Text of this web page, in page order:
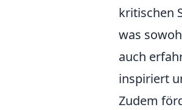
kritischen
was
auch
inspiriert
Zudem